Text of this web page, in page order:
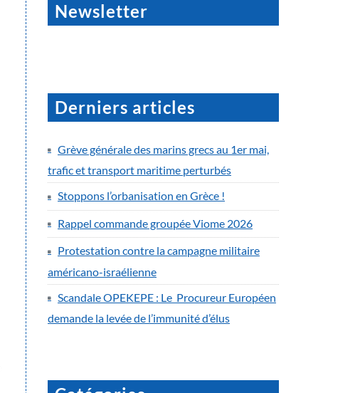
Newsletter
Derniers articles
Grève générale des marins grecs au 1er mai,
trafic et transport maritime perturbés
Stoppons l’orbanisation en Grèce !
Rappel commande groupée Viome 2026
Protestation contre la campagne militaire
américano-israélienne
Scandale OPEKEPE : Le Procureur Européen
demande la levée de l’immunité d’élus